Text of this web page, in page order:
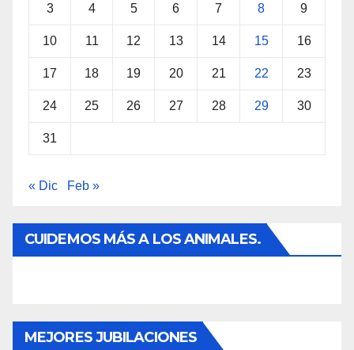
3 4 5 6 7 8 9
10 11 12 13 14 15 16
17 18 19 20 21 22 23
24 25 26 27 28 29 30
31
« Dic Feb »
CUIDEMOS MÁS A LOS ANIMALES.
MEJORES JUBILACIONES